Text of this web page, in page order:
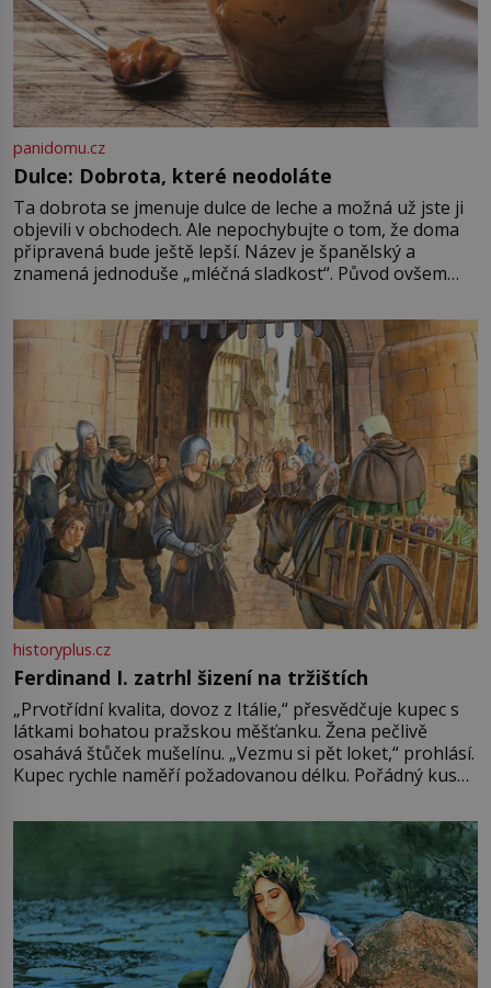
panidomu.cz
Dulce: Dobrota, které neodoláte
Ta dobrota se jmenuje dulce de leche a možná už jste ji
objevili v obchodech. Ale nepochybujte o tom, že doma
připravená bude ještě lepší. Název je španělský a
znamená jednoduše „mléčná sladkost“. Původ ovšem
pře hned několik latinskoamerických zemí a k tomu
Francie, kde se traduje,
historyplus.cz
Ferdinand I. zatrhl šizení na tržištích
„Prvotřídní kvalita, dovoz z Itálie,“ přesvědčuje kupec s
látkami bohatou pražskou měšťanku. Žena pečlivě
osahává štůček mušelínu. „Vezmu si pět loket,“ prohlásí.
Kupec rychle naměří požadovanou délku. Pořádný kus
milostpaní. Stačí jenom na sukni,“ zhodnotí švadlena
množství růžového mušelínu. „Ošidili vás, podívejte.“